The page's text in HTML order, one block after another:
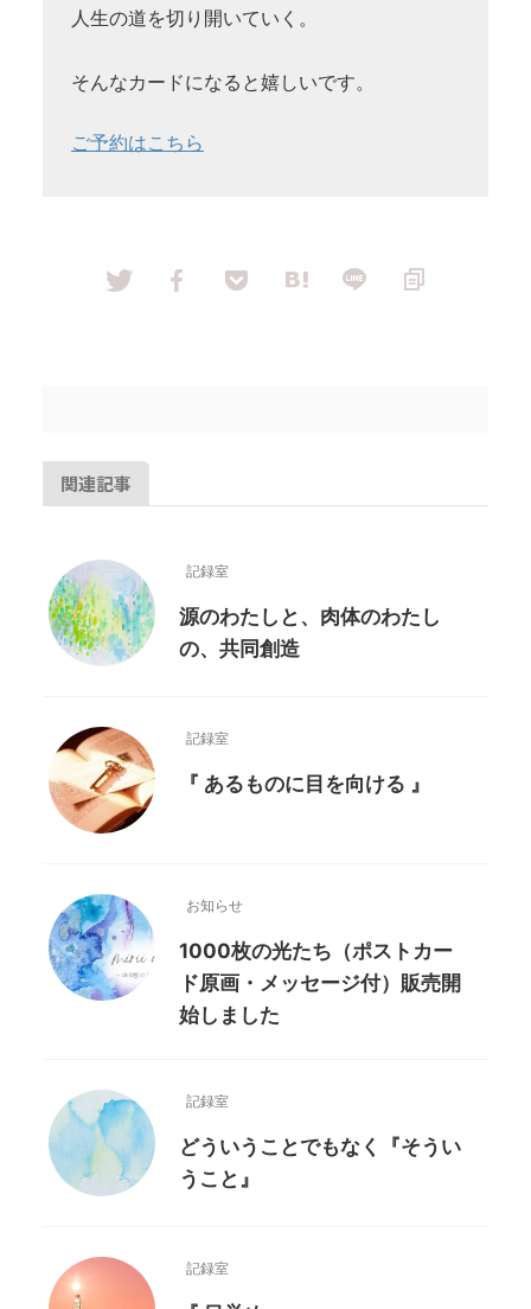
人生の道を切り開いていく。
そんなカードになると嬉しいです。
ご予約はこちら
関連記事
記録室
源のわたしと、肉体のわたし
の、共同創造
記録室
『 あるものに目を向ける 』
お知らせ
1000枚の光たち（ポストカー
ド原画・メッセージ付）販売開
始しました
記録室
どういうことでもなく『そうい
うこと』
記録室